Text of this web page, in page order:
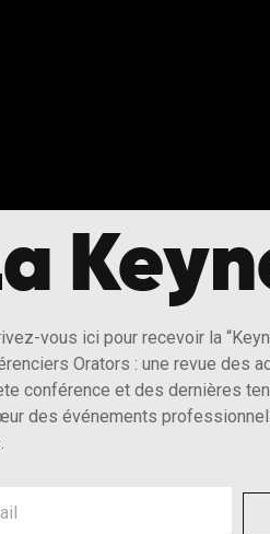
vous ici pour recevoir la
Orators : une revue des
conférence et des dernières
des événements